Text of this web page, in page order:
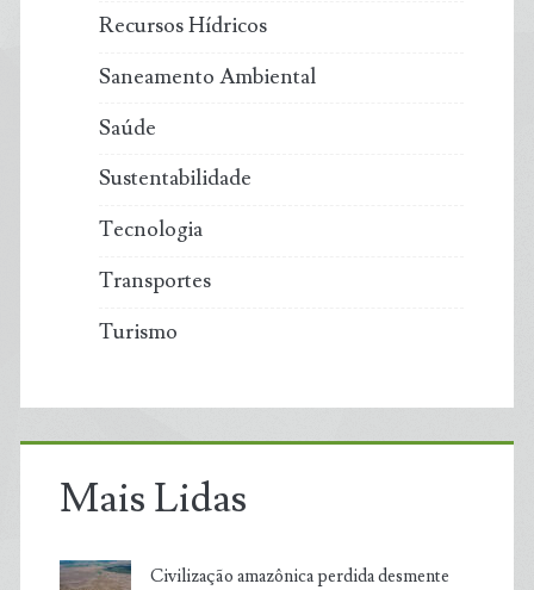
Recursos Hídricos
Saneamento Ambiental
Saúde
Sustentabilidade
Tecnologia
Transportes
Turismo
Mais Lidas
Civilização amazônica perdida desmente